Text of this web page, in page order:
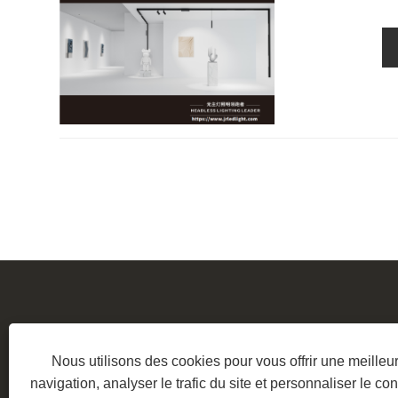
Adresse:N° 7, zone
Nous utilisons des cookies pour vous offrir une
navigation, analyser le trafic du site et personnaliser le